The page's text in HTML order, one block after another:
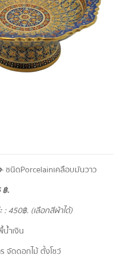
- ชนิดPorcelainเคลือบมันวาว
฿.
: 450฿. (เลือกสีผ้าได้)
น้ำเงิน
จัดดอกไม้ ตั้งโชว์